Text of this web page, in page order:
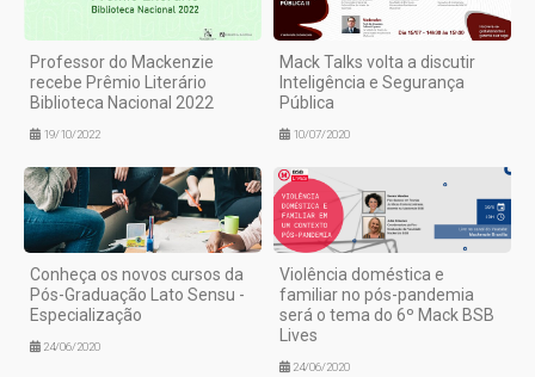
Professor do Mackenzie
recebe Prêmio Literário
Biblioteca Nacional 2022
19/10/2022
Mack Talks volta a discutir
Inteligência e Segurança
Pública
10/07/2020
Conheça os novos cursos da
Pós-Graduação Lato Sensu -
Especialização
24/06/2020
Violência doméstica e
familiar no pós-pandemia
será o tema do 6º Mack BSB
Lives
24/06/2020